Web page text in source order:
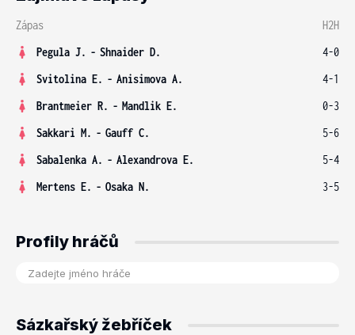
Zápas
H2H
Pegula J. - Shnaider D.
4-0
Svitolina E. - Anisimova A.
4-1
Brantmeier R. - Mandlik E.
0-3
Sakkari M. - Gauff C.
5-6
Sabalenka A. - Alexandrova E.
5-4
Mertens E. - Osaka N. 3-5
Profily hráčů
Sázkařský žebříček